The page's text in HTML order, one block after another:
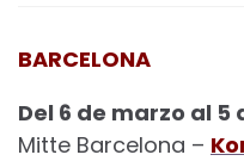
BARCELONA
Del 6 de marzo al 5
Mitte Barcelona –